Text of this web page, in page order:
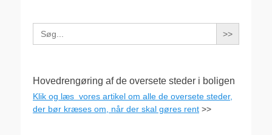
Search
for:
Hovedrengøring af de oversete steder i boligen
Klik og læs vores artikel om alle de oversete steder,
der bør kræses om, når der skal gøres rent >>